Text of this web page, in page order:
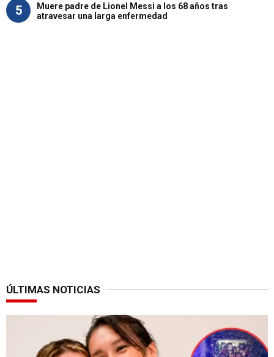
5
Muere padre de Lionel Messi a los 68 años tras
atravesar una larga enfermedad
ÚLTIMAS NOTICIAS